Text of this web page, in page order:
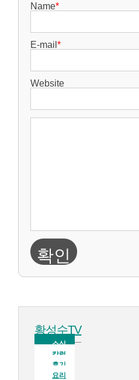
Name*
E-mail*
Website
확인
황성수TV
소식
칼럼
후기
요리